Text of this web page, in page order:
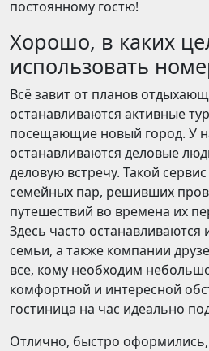
постоянному гостю!
Хорошо, в каких
использовать
Всё завит от планов
останавливаются активные
посещающие новый город. У
останавливаются деловые
деловую встречу. Такой
семейных пар, решивших
путешествий во времена их
Здесь часто
семьи, а также компании
все, кому необходим
комфортной и интересной
гостиница на час идеально
Отлично, быстро оформились,